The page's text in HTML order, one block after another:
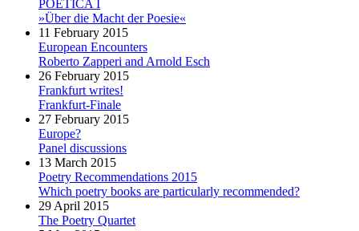
POETICA I
»Über die Macht der Poesie«
11 February 2015
European Encounters
Roberto Zapperi and Arnold Esch
26 February 2015
Frankfurt writes!
Frankfurt-Finale
27 February 2015
Europe?
Panel discussions
13 March 2015
Poetry Recommendations 2015
Which poetry books are particularly recommended?
29 April 2015
The Poetry Quartet